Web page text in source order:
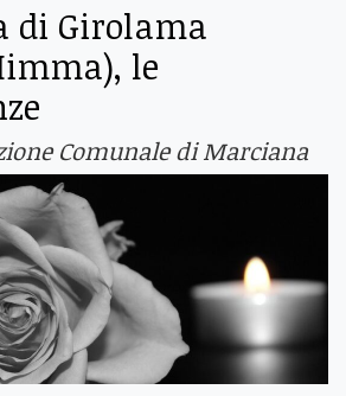
di Girolama
le
Comunale di Marciana